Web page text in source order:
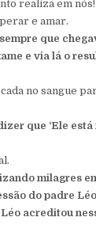
realiza em nós!
e amar.
que
e via lá o
no sangue
que ‘Ele está
milagres
do padre
acreditou